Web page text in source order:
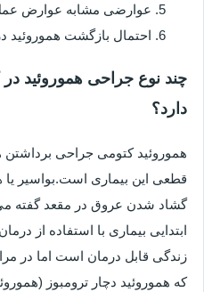
عوارضی مشابه عوارض عمل
احتمال بازگشت هموروئید
چند نوع جراحی هموروئید در
دارد؟
هموروئید کتومی جراحی برداشتن
قطعی این بیماری است.بواسیر یا
گشاد شدن عروق در مقعد گفته
ابتدایی بیماری با استفاده از
زندگی قابل درمان است اما در
که هموروئید دچار ترومبوز